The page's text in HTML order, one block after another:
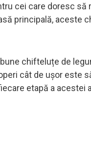
cei care doresc să
principală, aceste
chifteluțe de
cât de ușor este
etapă a acestei